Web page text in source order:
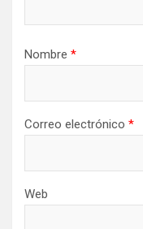
Nombre *
Correo electrónico *
Web